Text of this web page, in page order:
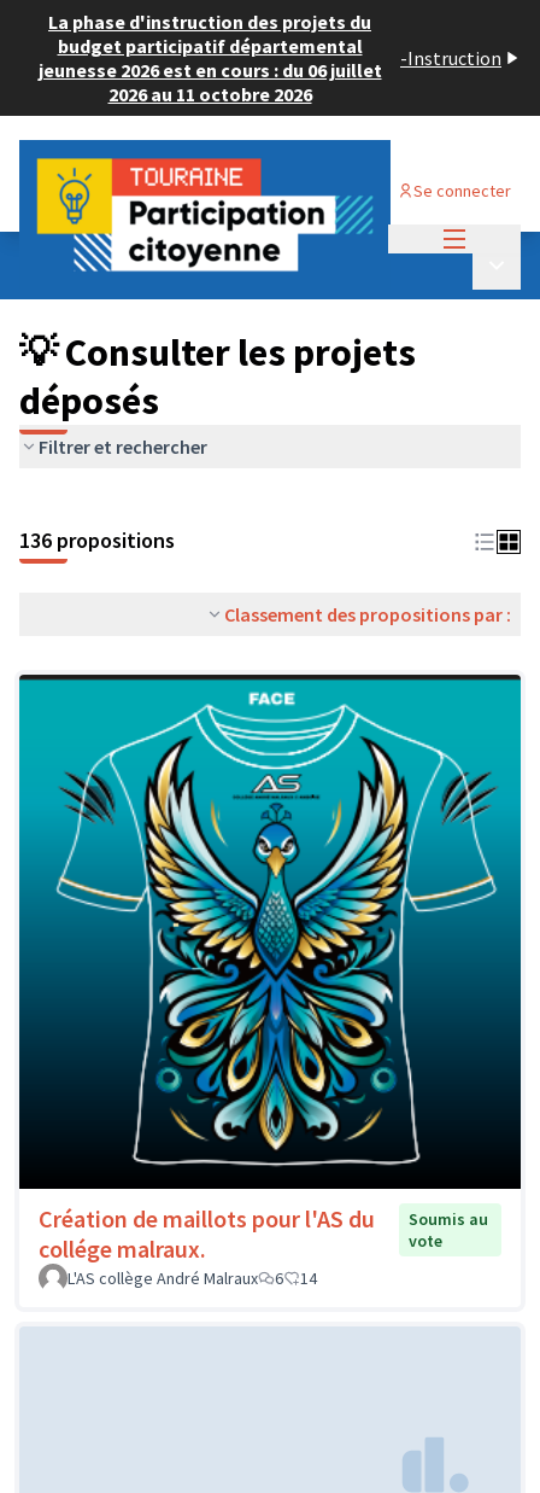
La phase d'instruction des projets du
budget participatif départemental
jeunesse 2026 est en cours : du 06 juillet
2026 au 11 octobre 2026
-Instruction
Se connecter
Budget Participatif JEUNESSE 2024
💡 Consulter les projets déposés
💡 Consulter les projets
déposés
Filtrer et rechercher
136 propositions
Classement des propositions par :
Création de maillots pour l'AS du
collége malraux.
Soumis au
vote
L'AS collège André Malraux
6 14